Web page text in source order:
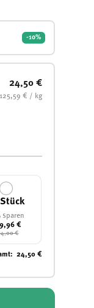
-10%
24,50 €
€ / kg
sparen
€
€
: 24,50 €